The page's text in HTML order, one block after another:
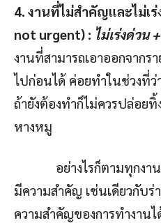
4. งานที่ไม่สำคัญและไม่เ
not urgent) : ไม่เร่งด่วน
งานที่สามารถเอาออกจากร
ไปก่อนได้ ค่อยทำในช่วงที่ว่
ถ้ายังต้องทำก็ไม่ควรปล่อย
หางหมู
อย่างไรก็ตามทุกงาน
มีความสำคัญ เช่นเดียวกับร่
ความสำคัญของการทำงาน